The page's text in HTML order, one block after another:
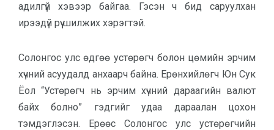
адилгүй хэвээр байгаа. Гэсэн ч бид саруулхан
ирээдүй рүү шилжих хэрэгтэй.
Солонгос улс өдгөө устөрөгч болон цөмийн эрчим
хүчний асуудалд анхаарч байна. Ерөнхийлөгч Юн Сук
Ёол “Устөрөгч нь эрчим хүчний дараагийн валют
байх болно” гэдгийг удаа дараалан цохон
тэмдэглэсэн. Ерөөс Солонгос улс устөрөгчийн